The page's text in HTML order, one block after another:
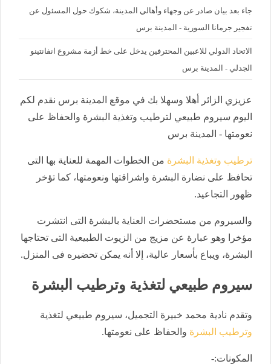
جاء بعد بيان صادر عن وجهاء وأهالي المدينة، شكوك حول المسئول عن
تفجير جرمانا السورية - المدينة برس
الاتحاد الدولي للاعبين المحترفين يدخل على خط أزمة مشروع انفانتينو
الجدلي - المدينة برس
عزيزي الزائر أهلا وسهلا بك في موقع المدينة برس نقدم لكم
اليوم سيروم طبيعي لترطيب وتغذية البشرة والحفاظ على
نعومتها - المدينة برس
ترطيب وتغذية البشرة من الخطوات المهمة للعناية بها التى
تحافظ على نضارة البشرة واشراقتها ونعومتها، كما تؤخر
ظهور التجاعيد.
والسيروم من مستحضرات العناية بالبشرة التى انتشرت
مؤخرا وهو عبارة عن مزيج من الزيوت الطبيعية التى تحتاجها
البشرة، ويباع بأسعار عالية، إلا أنه يمكن تحضيره فى المنزل.
سيروم طبيعي لتغذية وترطيب البشرة
وتقدم نادية محمد خبيرة التجميل، سيروم طبيعي لتغذية
وترطيب البشرة والحفاظ على نعومتها.
المكونات:-